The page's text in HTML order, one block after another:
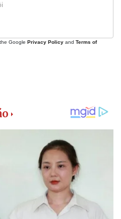
Google Privacy Policy and Terms of